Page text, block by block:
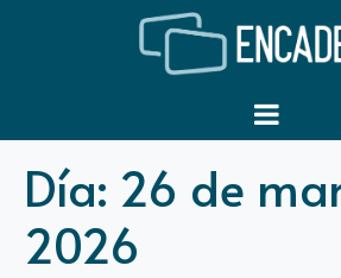
Día: 26 de
2026